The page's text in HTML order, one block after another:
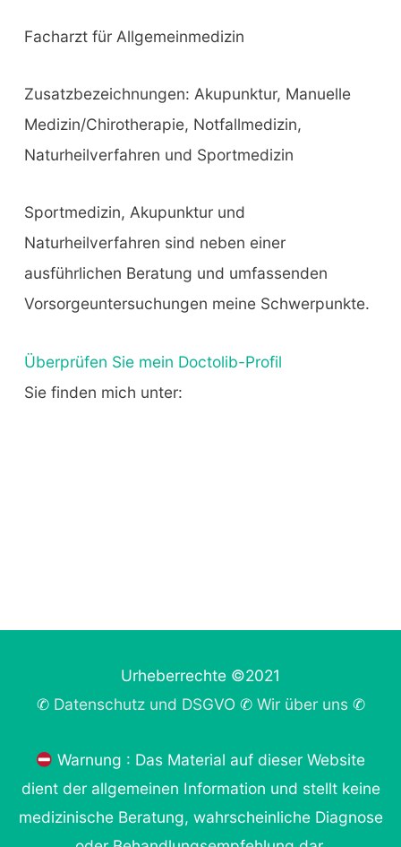
Facharzt für Allgemeinmedizin
Zusatzbezeichnungen: Akupunktur, Manuelle
Medizin/Chirotherapie, Notfallmedizin,
Naturheilverfahren und Sportmedizin
Sportmedizin, Akupunktur und
Naturheilverfahren sind neben einer
ausführlichen Beratung und umfassenden
Vorsorgeuntersuchungen meine Schwerpunkte.
Überprüfen Sie mein Doctolib-Profil
Sie finden mich unter:
Urheberrechte ©2021
✆ Datenschutz und DSGVO ✆ Wir über uns✆
Warnung : Das Material auf dieser Website
dient der allgemeinen Information und stellt keine
medizinische Beratung, wahrscheinliche Diagnose